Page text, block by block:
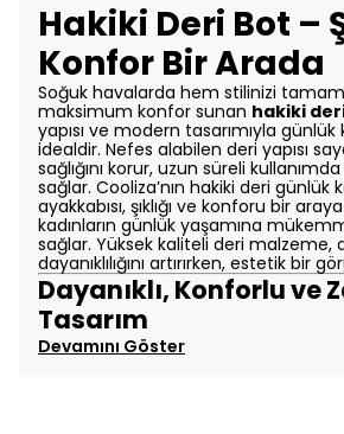
Hakiki Deri Bot –
Konfor Bir Arada
Soğuk havalarda hem stilinizi
maksimum konfor sunan hakiki
yapısı ve modern tasarımıyla günlük
idealdir. Nefes alabilen deri yapısı
sağlığını korur, uzun süreli
sağlar. Cooliza’nın hakiki deri günlük
ayakkabısı, şıklığı ve konforu bir
kadınların günlük yaşamına
sağlar. Yüksek kaliteli deri malzeme,
dayanıklılığını artırırken, estetik bir
Dayanıklı, Konforlu ve
Tasarım
Devamını Göster